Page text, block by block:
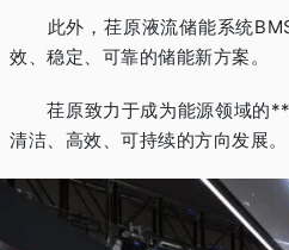
此外，荏原液流储能系统
效、稳定、可靠的储能新方案。
荏原致力于成为能源领域的**
清洁、高效、可持续的方向发展。